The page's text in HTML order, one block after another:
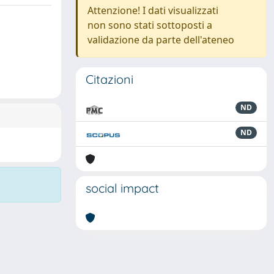
Attenzione! I dati visualizzati
non sono stati sottoposti a
validazione da parte dell'ateneo
Citazioni
ND
ND
social impact